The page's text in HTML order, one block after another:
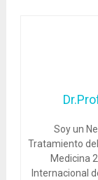
Soy un
Tratamiento
Medicina
Internacional